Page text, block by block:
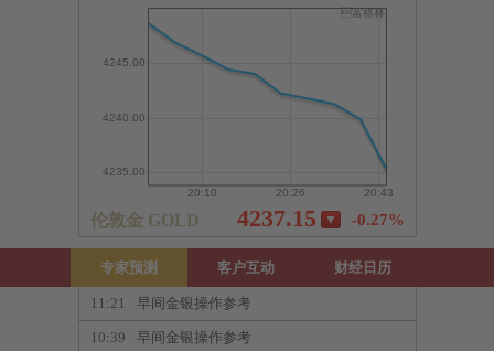
专家预测 客户互动 财经日历
11:21 早间金银操作参考
10:39 早间金银操作参考